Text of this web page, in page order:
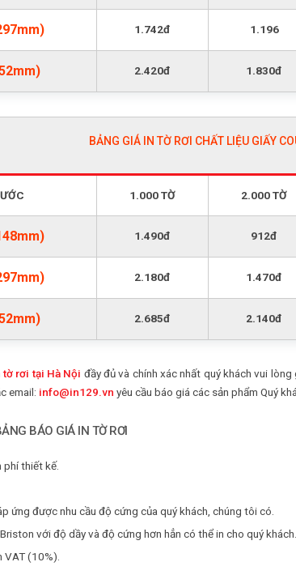
1.742đ 1.196
2.420đ 1.830đ
BẢNG GIÁ IN TỜ RƠI CHẤT LIỆU GIẤY
1.000 TỜ 2.000 TỜ
1.490đ 912đ
2.180đ 1.470đ
2.685đ 2.140đ
tờ rơi tại Hà Nội đầy đủ và chính xác nhất quý khách vui
email: info@in129.vn yêu cầu báo giá các sản phẩm Quý
BÁO GIÁ IN TỜ RƠI
phí thiết kế.
ứng được nhu cầu độ cứng của quý khách, chúng tôi có.
với độ dầy và độ cứng hơn hẳn có thể in cho quý khách.
VAT (10%).